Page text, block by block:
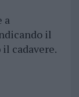
a
il
cadavere.